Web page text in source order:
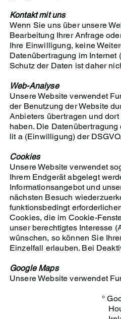
Kontakt mit uns
Wenn Sie uns über unsere
Bearbeitung Ihrer Anfrage
Ihre Einwilligung, keine
Datenübertragung im
Schutz der Daten ist daher
Web-Analyse
Unsere Website verwendet
der Benutzung der Website
Anbieters übertragen und
haben. Die
lit a (Einwilligung) der DSGVO.
Cookies
Unsere Website verwendet
Ihrem Endgerät abgelegt
Informationsangebot und
nächsten Besuch
funktionsbedingt
Cookies, die im Cookie-
unser berechtigtes Interesse
wünschen, so können Sie
Einzelfall erlauben. Bei
Google Maps
Unsere Website verwendet
° Google
House, Barrow